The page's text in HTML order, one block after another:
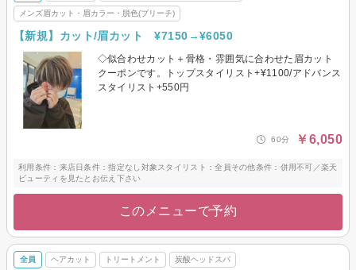
メンズ眉カット・眉カラー・脱色(ブリーチ)
【新規】カット/眉カット ¥7150→¥6050
◇似合わせカット＋骨格・雰囲気に合わせた眉カット
クーポンです。トップスタイリスト+¥1100/アドバンス
スタイリスト+550円
60分 ￥6,050
利用条件：来店日条件：指定なし対象スタイリスト：全員その他条件：併用不可／楽天
ビューティを見たとお伝え下さい
このメニューで予約
全員 ヘアカット トリートメント 炭酸ヘッドスパ